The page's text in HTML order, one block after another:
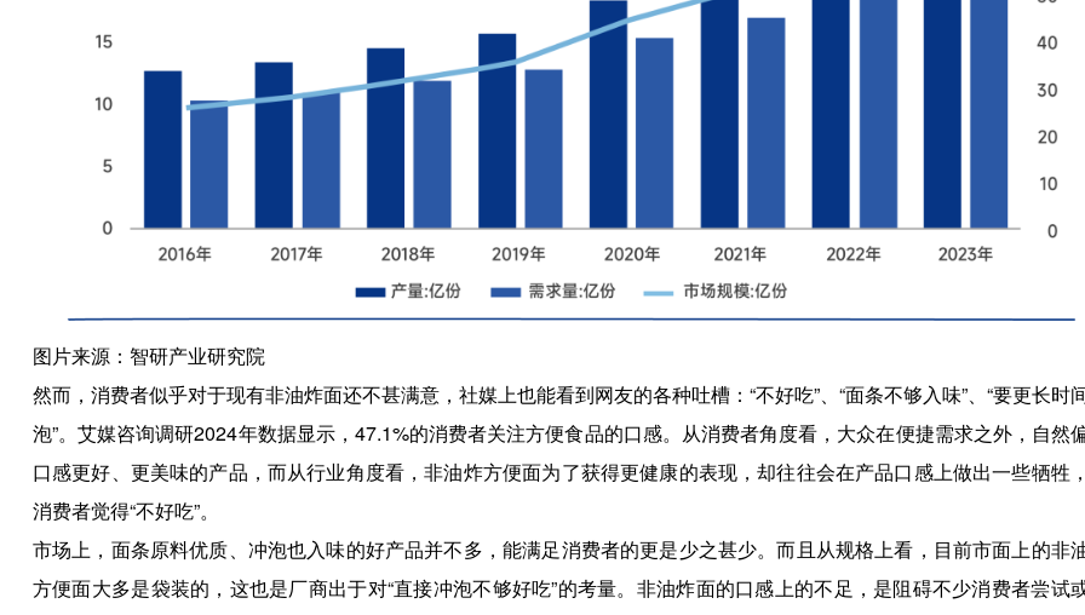
图片来源：智研产业研究院
然而，消费者似乎对于现有非油炸面还不甚满意，社媒上也能看到网友的各种吐槽：“不好吃”、“面条不够入味”、“要更长时
泡”。艾媒咨询调研2024年数据显示，47.1%的消费者关注方便食品的口感。从消费者角度看，大众在便捷需求之外，自然
口感更好、更美味的产品，而从行业角度看，非油炸方便面为了获得更健康的表现，却往往会在产品口感上做出一些牺牲
消费者觉得“不好吃”。
市场上，面条原料优质、冲泡也入味的好产品并不多，能满足消费者的更是少之甚少。而且从规格上看，目前市面上的非
方便面大多是袋装的，这也是厂商出于对“直接冲泡不够好吃”的考量。非油炸面的口感上的不足，是阻碍不少消费者尝试